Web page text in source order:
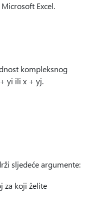
Excel.
kompleksnog
yi ili x + yj.
sljedeće argumente:
za koji želite